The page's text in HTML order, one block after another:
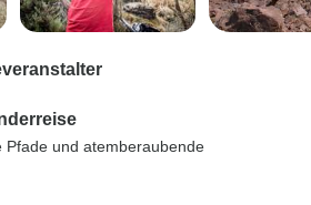
Pfade und atemberaubende